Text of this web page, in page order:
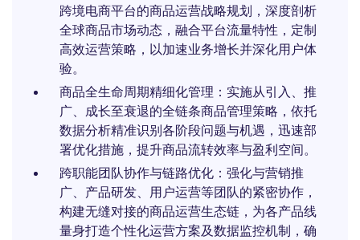
跨境电商平台的商品运营战略规划，深度剖析
全球商品市场动态，融合平台流量特性，定制
高效运营策略，以加速业务增长并深化用户体
验。
商品全生命周期精细化管理：实施从引入、推
广、成长至衰退的全链条商品管理策略，依托
数据分析精准识别各阶段问题与机遇，迅速部
署优化措施，提升商品流转效率与盈利空间。
跨职能团队协作与链路优化：强化与营销推
广、产品研发、用户运营等团队的紧密协作，
构建无缝对接的商品运营生态链，为各产品线
量身打造个性化运营方案及数据监控机制，确